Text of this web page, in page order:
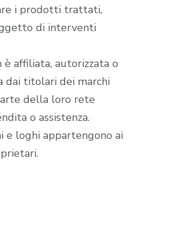
i prodotti trattati,
di interventi
è affiliata, autorizzata o
dai titolari dei marchi
della loro rete
o assistenza.
e loghi appartengono ai